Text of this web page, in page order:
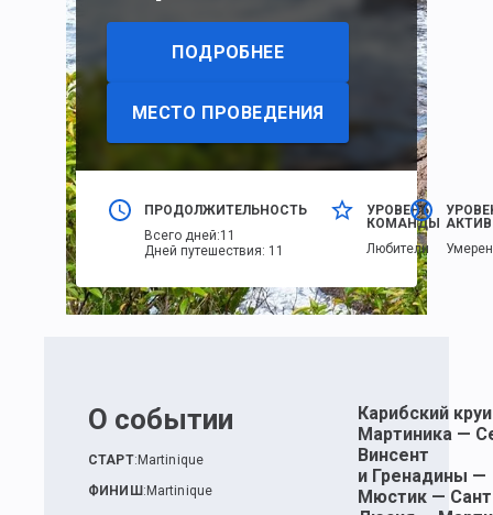
ПОДРОБНЕЕ
МЕСТО ПРОВЕДЕНИЯ
ПРОДОЛЖИТЕЛЬНОСТЬ
Всего дней:11
Дней путешествия: 11
УРОВЕНЬ
КОМАНДЫ
Любители
О событии
СТАРТ: Martinique
ФИНИШ : Martinique
Карибский
Мартиника —
Винсент
и Гренадины —
Мюстик —